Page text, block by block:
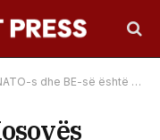
marrëdhëniet me SHBA po thellohen